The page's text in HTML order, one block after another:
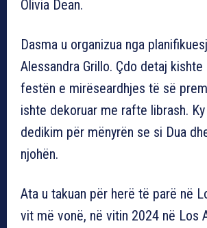
Olivia Dean.
Dasma u organizua nga
Alessandra Grillo. Çdo detaj
festën e mirëseardhjes të së
ishte dekoruar me rafte librash.
dedikim për mënyrën se si Dua
njohën.
Ata u takuan për herë të parë në
vit më vonë, në vitin 2024 në Los